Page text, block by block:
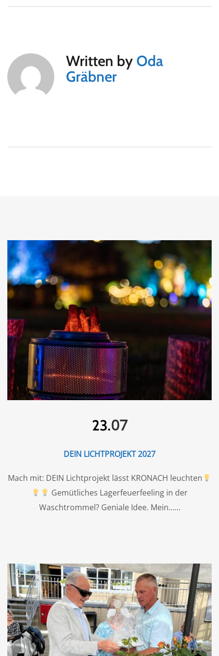
Written by Oda
Gräbner
23.07
DEIN LICHTPROJEKT 2027
Mach mit: DEIN Lichtprojekt lässt KRONACH leuchten
Gemütliches Lagerfeuerfeeling in der
Waschtrommel? Geniale Idee. Mein...